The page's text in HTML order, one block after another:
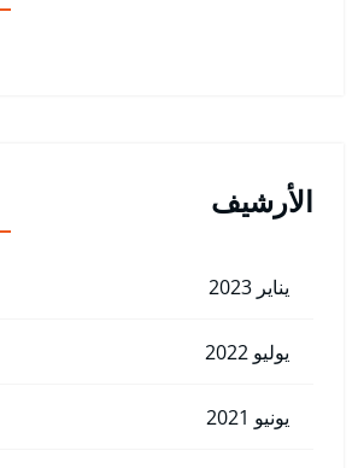
الأرشيف
يناير 2023
يوليو 2022
يونيو 2021